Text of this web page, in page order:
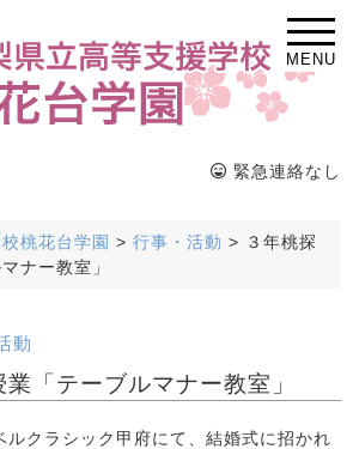
MENU
緊急連絡なし
桃花台学園 > 行事・活動 > ３年桃探
ナー教室」
動
「テーブルマナー教室」
ルクラシック甲府にて、結婚式に招かれ